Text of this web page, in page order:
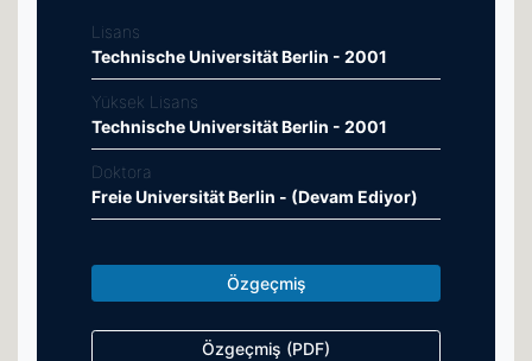
Lisans
Technische Universität Berlin - 2001
Yüksek Lisans
Technische Universität Berlin - 2001
Doktora
Freie Universität Berlin - (Devam Ediyor)
Özgeçmiş
Özgeçmiş (PDF)